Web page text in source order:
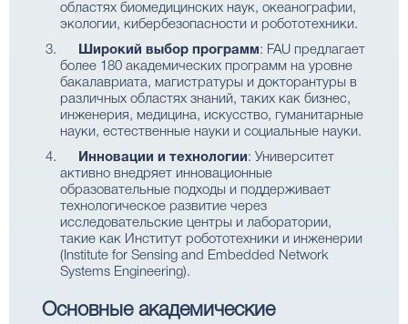
областях биомедицинских наук, океанографии,
экологии, кибербезопасности и робототехники.
Широкий выбор программ: FAU предлагает
более 180 академических программ на уровне
бакалавриата, магистратуры и докторантуры в
различных областях знаний, таких как бизнес,
инженерия, медицина, искусство, гуманитарные
науки, естественные науки и социальные науки.
Инновации и технологии: Университет
активно внедряет инновационные
образовательные подходы и поддерживает
технологическое развитие через
исследовательские центры и лаборатории,
такие как Институт робототехники и инженерии
(Institute for Sensing and Embedded Network
Systems Engineering).
Основные академические